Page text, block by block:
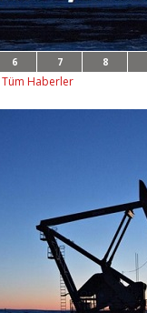
6 7 8
Tüm Haberler